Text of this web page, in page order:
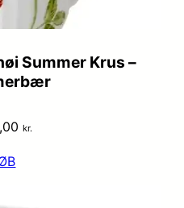
Summer Krus –
kr.